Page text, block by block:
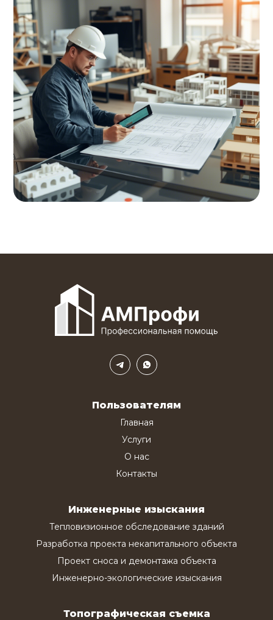
Пользователям
Главная
Услуги
О нас
Контакты
Инженерные изыскания
Тепловизионное обследование зданий
Разработка проекта некапитального объекта
Проект сноса и демонтажа объекта
Инженерно-экологические изыскания
Топографическая съемка